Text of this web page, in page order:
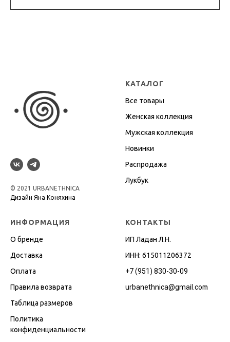
© 2021 URBANETHNICA
Дизайн Яна Коняхина
КАТАЛОГ
Все товары
Женская коллекция
Мужская коллекция
Новинки
Распродажа
Лукбук
ИНФОРМАЦИЯ
О бренде
Доставка
Оплата
Правила возврата
Таблица размеров
Политика
конфиденциальности
КОНТАКТЫ
ИП Ладан Л.Н.
ИНН: 615011206372
+7 (951) 830-30-09
urbanethnica@gmail.com